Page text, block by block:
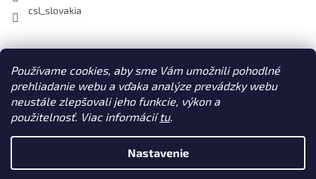
Používame cookies, aby sme Vám umožnili pohodlné
prehliadanie webu a vďaka analýze prevádzky webu
neustále zlepšovali jeho funkcie, výkon a
použitelnosť. Viac informáciítu.
Nastavenie
csl_slovakia
Facebook